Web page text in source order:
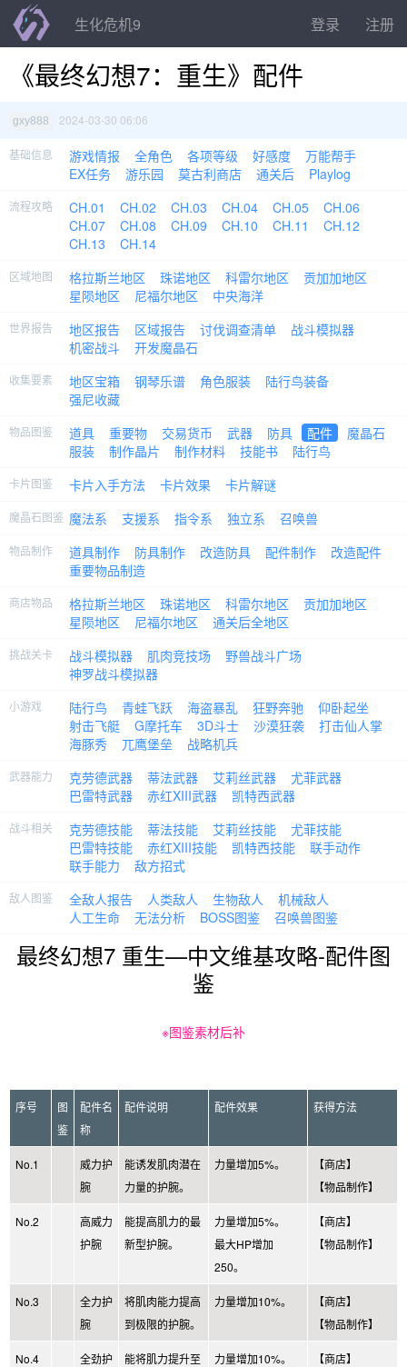
登录 注册
生化危机9
《最终幻想7：重生》配件
gxy888 2024-03-30 06:06
基础信息 游戏情报 全角色 各项等级 好感度
万能帮手
EX任务
游乐园 莫古利商店 通关后 Playlog
流程攻略 CH.01 CH.02 CH.03 CH.04 CH.05
CH.06
CH.07
CH.08 CH.09 CH.10 CH.11
CH.12
CH.13
CH.14
区域地图 格拉斯兰地区 珠诺地区 科雷尔地区
贡加加地区
星陨地区
尼福尔地区 中央海洋
世界报告 地区报告 区域报告 讨伐调查清单
战斗模拟器
机密战斗
开发魔晶石
收集要素 地区宝箱 钢琴乐谱 角色服装
陆行鸟装备
强尼收藏
物品图鉴 道具 重要物 交易货币 武器 防具 配件
魔晶石
服装
制作晶片 制作材料 技能书 陆行鸟
卡片图鉴 卡片入手方法 卡片效果 卡片解谜
魔晶石图鉴 魔法系 支援系 指令系 独立系 召唤兽
物品制作 道具制作 防具制作 改造防具 配件制作
改造配件
重要物品制造
商店物品 格拉斯兰地区 珠诺地区 科雷尔地区
贡加加地区
星陨地区
尼福尔地区 通关后全地区
挑战关卡 战斗模拟器 肌肉竞技场
野兽战斗广场
神罗战斗模拟器
小游戏 陆行鸟 青蛙飞跃 海盗暴乱 狂野奔驰
仰卧起坐
射击飞艇
G摩托车 3D斗士 沙漠狂袭
打击仙人掌
海豚秀
兀鹰堡垒 战略机兵
武器能力 克劳德武器 蒂法武器 艾莉丝武器
尤菲武器
巴雷特武器
赤红XIII武器 凯特西武器
战斗相关 克劳德技能 蒂法技能 艾莉丝技能
尤菲技能
巴雷特技能
赤红XIII技能 凯特西技能
联手动作
联手能力
敌方招式
敌人图鉴 全敌人报告 人类敌人 生物敌人
机械敌人
人工生命
无法分析 BOSS图鉴 召唤兽图鉴
最终幻想7 重生—中文维基攻略-配件图
鉴
※图鉴素材后补
序号
图
鉴
配件名
称
配件说明 配件效果 获得方法
No.1
威力护
腕
能诱发肌肉潜在
力量的护腕。
力量增加5%。
【商店】
【物品制作】
No.2
高威力
护腕
能提高肌力的最
新型护腕。
力量增加5%。
最大HP增加
250。
【商店】
【物品制作】
No.3
全力护
腕
将肌肉能力提高
到极限的护腕。
力量增加10%。
【商店】
【物品制作】
No.4
全劲护
能将肌力提升至
力量增加10%。
【商店】